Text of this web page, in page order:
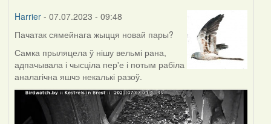
Harrier- 07.07.2023 - 09:48
Пачатак сямейнага жыцця новай пары?
Самка прыляцела ў нішу вельмі рана,
адпачывала і чысціла пер'е і потым рабіла
аналагічна яшчэ некалькі разоў.